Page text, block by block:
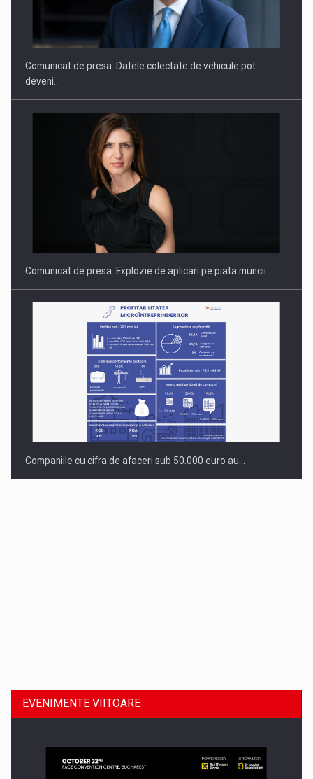
ROOTED IN ROMANIA, BUILT TO DELIVER TECHNOLOGY FOR
PUTTING ROMANIAN CORPORATE COMPANIES ON THE
INTERNATIONAL BUSINESS SCENE
Comunicat de presa: Datele colectate de vehicule pot
deveni…
Comunicat de presa: Explozie de aplicari pe piata muncii…
Companiile cu cifra de afaceri sub 50.000 euro au…
EVENIMENTE VIITOARE